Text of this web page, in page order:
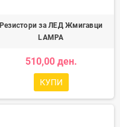
Резистори за ЛЕД Жмигавци
LAMPA
510,00 ден.
КУПИ